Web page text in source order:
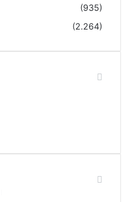
(935)
(2.264)